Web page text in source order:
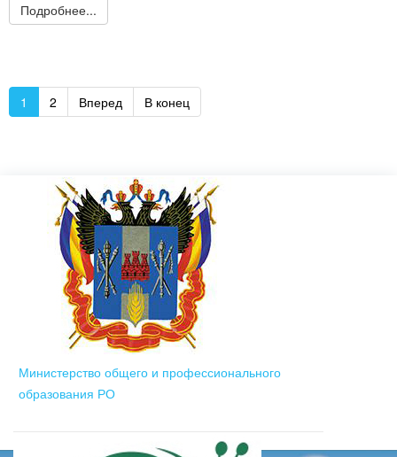
Подробнее...
1 2 Вперед В конец
Министерство общего и профессионального
образования РО